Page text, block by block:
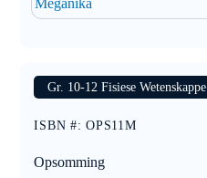
Gr. 10-12 Fisiese Wetenskappe
ISBN #:OPS11M
Opsomming